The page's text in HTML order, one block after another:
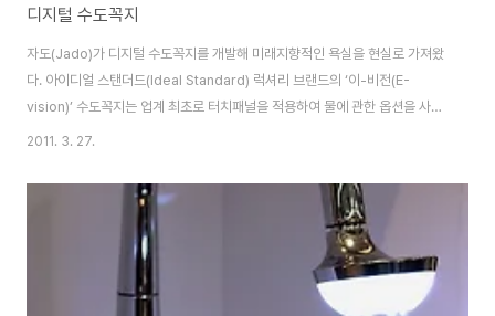
디지털 수도꼭지
자도(Jado)가 디지털 수도꼭지를 개발해 미래지향적인 욕실을 현실로 가져왔
다. 아이디얼 스탠더드(Ideal Standard) 럭셔리 브랜드의 ‘이-비전(E-
vision)’ 수도꼭지는 업계 최초로 터치패널을 적용하여 물에 관한 옵션을 사용
자가 지정할 수 있는 똑똑한 수도꼭지이다. 또한 이 옵션들을 사용자가 미리 프
를 들어 손가락 터치 하나로 원하는 물의 양, 수압, 온도 등을 지정할 수 있고,
미리 저장해 놓으면 샤워할 때마다 내가 좋아하는 상태의 물을 사용할 수 있는
것이다. 유리로 덮여 있는 날렵한 평면 패널 디스플레이에는 모던한 블랙 컬러
가 적용되었으며 크롬 하드웨어가 어우러져 세련미를 더한다.
http://www.jad..
2011. 3. 27.